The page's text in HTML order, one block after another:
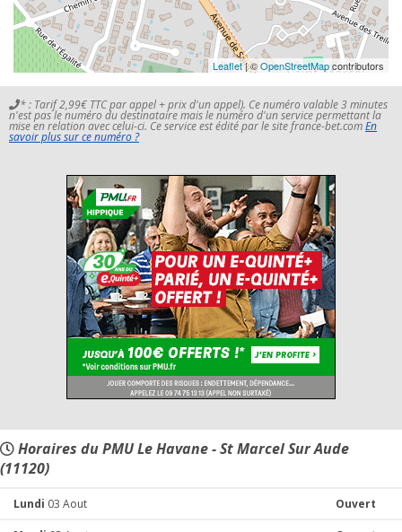
Leaflet| ©OpenStreetMapcontributors
* : Tarif 2,99€ TTC par appel + prix d'un appel). Ce numéro valable 3 minutes
n'est pas le numéro du destinataire mais le numéro d'un service permettant la
mise en relation avec celui-ci. Ce service est édité par le site france-bet.comEn
savoir plus sur ce numéro ?
Horaires du PMU Le Havane - St Marcel Sur Aude
(11120)
Lundi 03 Aout Ouvert